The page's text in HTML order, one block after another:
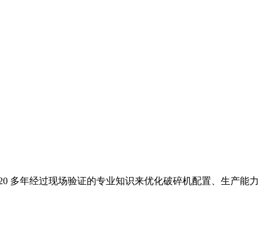
多年经过现场验证的专业知识来优化破碎机配置、生产能力